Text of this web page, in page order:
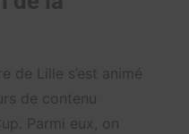
de Lille s’est animé
de contenu
Parmi eux, on